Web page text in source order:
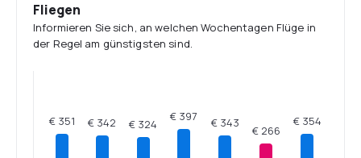
Fliegen
Informieren Sie sich, an welchen Wochentagen Flüge in
der Regel am günstigsten sind.
€ 351 € 342 € 324
€ 397 € 343
€ 266
€ 354